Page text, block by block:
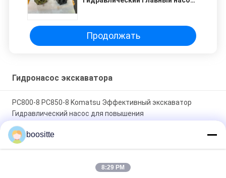
Продолжать
Гидронасос экскаватора
PC800-8 PC850-8 Komatsu Эффективный экскаватор
Гидравлический насос для повышения
производительности 708-2K-00113
Гидравлический насос в сборе для экскаватора ZX670-5G
boositte
8:29 PM